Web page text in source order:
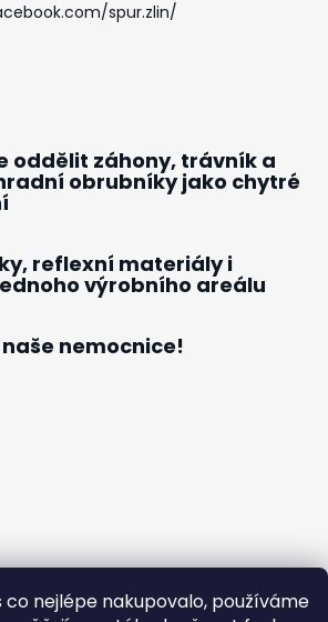
co nejlépe nakupovalo, používáme
spur.zlin/
oddělit záhony, trávník a
obrubníky jako chytré
reflexní materiály i
výrobního areálu
nemocnice!